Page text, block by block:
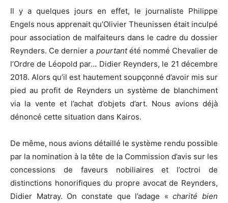
Il y a quelques jours en effet, le journaliste Philippe
Engels nous apprenait qu’Olivier Theunissen était inculpé
pour association de malfaiteurs dans le cadre du dossier
Reynders. Ce dernier a pourtantété nommé Chevalier de
l’Ordre de Léopold par… Didier Reynders, le 21 décembre
2018. Alors qu’il est hautement soupçonné d’avoir mis sur
pied au profit de Reynders un système de blanchiment
via la vente et l’achat d’objets d’art. Nous avions déjà
dénoncé cette situation dans Kairos.
De même, nous avions détaillé le système rendu possible
par la nomination à la tête de la Commission d’avis sur les
concessions de faveurs nobiliaires et l’octroi de
distinctions honorifiques du propre avocat de Reynders,
Didier Matray. On constate que l’adage «charité bien